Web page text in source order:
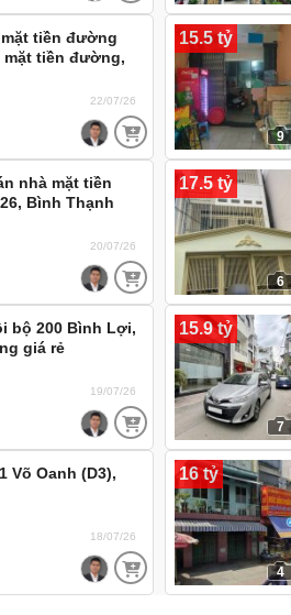
tiền đường
mặt tiền đường,
22/07/26
15.5 tỷ
9
nhà mặt tiền
Bình Thạnh
20/07/26
17.5 tỷ
6
bộ 200 Bình Lợi,
giá rẻ
19/07/26
15.9 tỷ
7
Võ Oanh (D3),
18/07/26
16 tỷ
4